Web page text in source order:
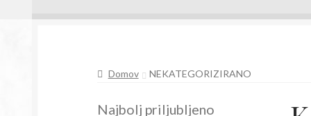
Domov NEKATEGORIZIRANO
Najbolj priljubljeno